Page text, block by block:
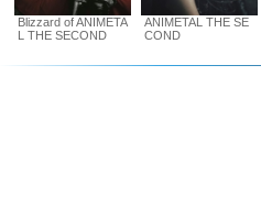
Blizzard of ANIMETA
L THE SECOND
ANIMETAL THE SE
COND